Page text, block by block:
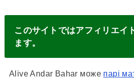
このサイトではアフィリエイ
ます。
Alive Andar Bahar може парі